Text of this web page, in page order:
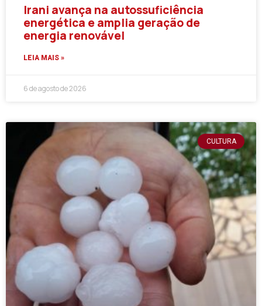
Irani avança na autossuficiência
energética e amplia geração de
energia renovável
LEIA MAIS »
6 de agosto de 2026
CULTURA